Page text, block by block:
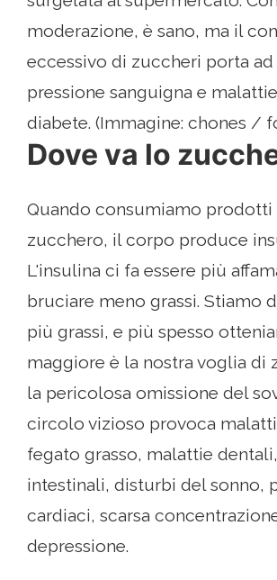
moderazione, è sano, ma il
eccessivo di zuccheri porta ad
pressione sanguigna e
diabete. (Immagine: chones /
Dove va lo
Quando consumiamo prodotti
zucchero, il corpo produce
L'insulina ci fa essere più
bruciare meno grassi. Stiamo
più grassi, e più spesso
maggiore è la nostra voglia di
la pericolosa omissione del
circolo vizioso provoca
fegato grasso, malattie
intestinali, disturbi del sonno,
cardiaci, scarsa
depressione.